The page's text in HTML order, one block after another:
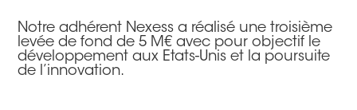
Notre adhérent Nexess a réalisé une troisième
levée de fond de 5 M€ avec pour objectif le
développement aux Etats-Unis et la poursuite
de l’innovation.